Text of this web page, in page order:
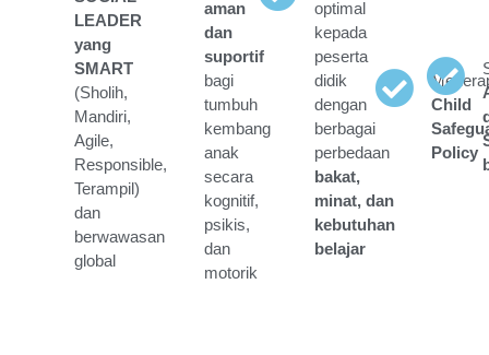
LEADER
yang
SMART
(Sholih,
Mandiri,
Agile,
Responsible,
Terampil)
dan
berwawasan
global
aman
dan
suportif
bagi
tumbuh
kembang
anak
secara
kognitif,
psikis,
dan
motorik
optimal
kepada
peserta
didik
dengan
berbagai
perbedaan
bakat,
minat, dan
kebutuhan
belajar
Child
Policy